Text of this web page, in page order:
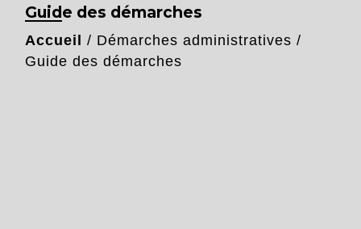
Guide des démarches
Accueil / Démarches administratives /
Guide des démarches